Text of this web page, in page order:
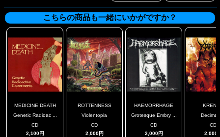
こちらの商品も一緒にいかがですか？
MEDICINE DEATH
Genetic Radioac ...
CD
2,100円
ROTTENNESS
Violentopia
CD
2,000円
HAEMORRHAGE
Grotesque Embry ...
CD
2,000円
CD
2,000